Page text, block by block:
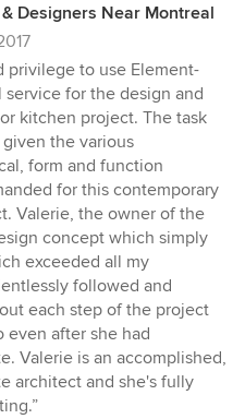
Designers Near Montreal
privilege to use Element-
service for the design and
kitchen project. The task
the various
form and function
for this contemporary
Valerie, the owner of the
concept which simply
exceeded all my
followed and
each step of the project
even after she had
Valerie is an accomplished,
architect and she's fully